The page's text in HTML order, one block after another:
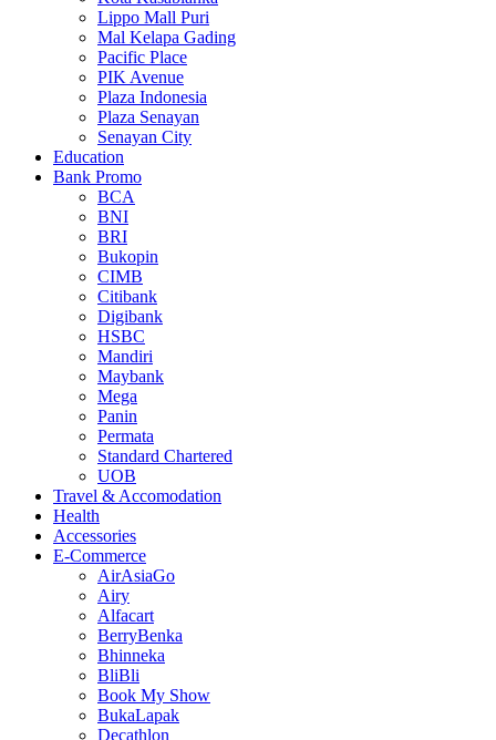
Lippo Mall Puri
Mal Kelapa Gading
Pacific Place
PIK Avenue
Plaza Indonesia
Plaza Senayan
Senayan City
Education
Bank Promo
BCA
BNI
BRI
Bukopin
CIMB
Citibank
Digibank
HSBC
Mandiri
Maybank
Mega
Panin
Permata
Standard Chartered
UOB
Travel & Accomodation
Health
Accessories
E-Commerce
AirAsiaGo
Airy
Alfacart
BerryBenka
Bhinneka
BliBli
Book My Show
BukaLapak
Decathlon